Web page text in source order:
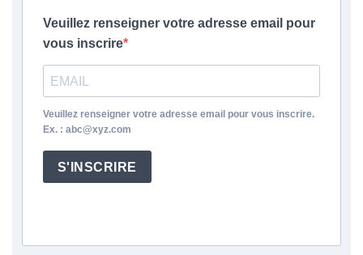
Veuillez renseigner votre adresse email pour
vous inscrire
Veuillez renseigner votre adresse email pour vous inscrire.
Ex. : abc@xyz.com
S'INSCRIRE